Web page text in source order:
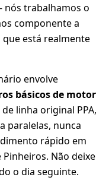
nós trabalhamos o
componente a
está realmente
envolve
básicos de motor
linha original PPA,
paralelas, nunca
rápido em
Não deixe
o dia seguinte.